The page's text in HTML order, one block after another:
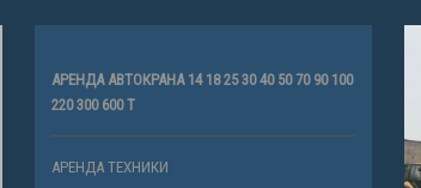
АРЕНДА АВТОКРАНА 14 18 25 30 40 50 70 90 100
220 300 600 Т
АРЕНДА ТЕХНИКИ